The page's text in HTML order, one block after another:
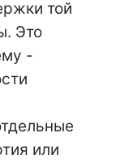
той
Это
-
или